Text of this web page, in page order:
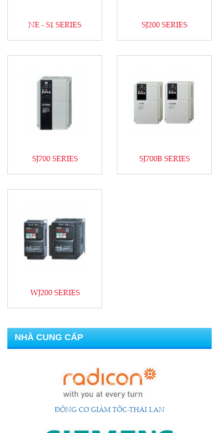
NE - S1 SERIES SJ200 SERIES
SJ700 SERIES SJ700B SERIES
WJ200 SERIES
NHÀ CUNG CẤP
ĐỘNG CƠ CG-ẤN ĐỘ
BIẾN TẦN-NHẬT BẢN
ĐỘNG CƠ GIẢM TỐC-THÁI LAN